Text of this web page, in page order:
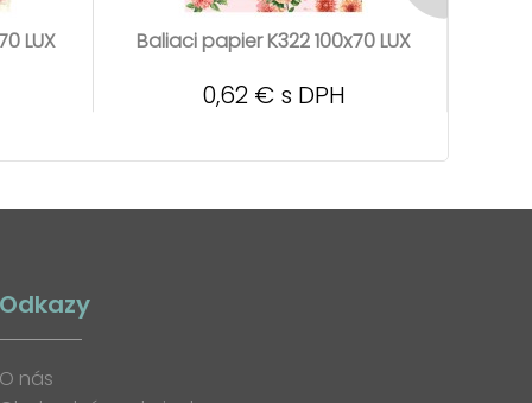
LUX Baliaci papier K322 100x70 LUX
0,62 € s DPH
Odkazy
O nás